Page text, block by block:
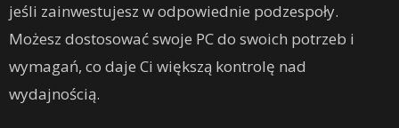
jeśli zainwestujesz w odpowiednie podzespoły.
Możesz dostosować swoje PC do swoich potrzeb i
wymagań, co daje Ci większą kontrolę nad
wydajnością.